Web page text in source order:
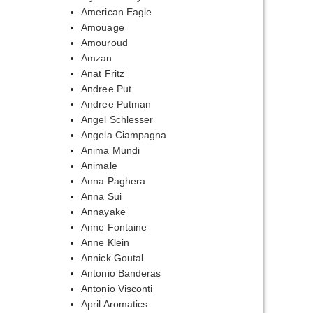
American Eagle
Amouage
Amouroud
Amzan
Anat Fritz
Andree Put
Andree Putman
Angel Schlesser
Angela Ciampagna
Anima Mundi
Animale
Anna Paghera
Anna Sui
Annayake
Anne Fontaine
Anne Klein
Annick Goutal
Antonio Banderas
Antonio Visconti
April Aromatics